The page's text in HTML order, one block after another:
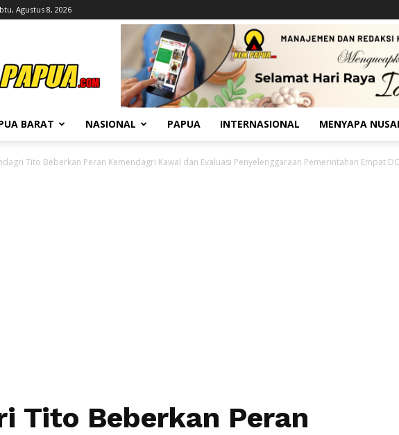
Agustus 8, 2026
BARAT NASIONAL PAPUA INTERNASIONAL MENYAPA
Tito Beberkan Peran Kemendagri Kawal dan Evaluasi Penyelenggaraan Pemerintahan Empat
Tito Beberkan Peran